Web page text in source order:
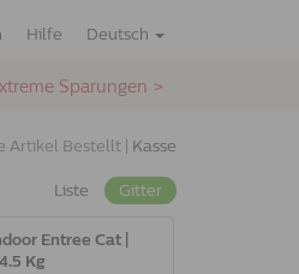
Hilfe Deutsch
Sparungen >
Artikel Bestellt | Kasse
Liste Gitter